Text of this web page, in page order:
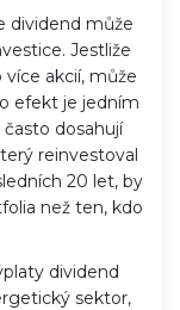
dividend může
Jestliže
akcií, může
efekt je jedním
dosahují
reinvestoval
20 let, by
než ten, kdo
dividend
sektor,